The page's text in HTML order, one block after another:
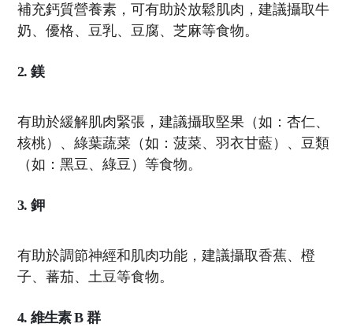
補充鈣質營養素，可有助於放鬆肌肉，建議攝取牛
奶、優格、豆乳、豆腐、芝麻等食物。
2. 鎂
有助於緩解肌肉緊張，建議攝取堅果（如：杏仁、
核桃）、綠葉蔬菜（如：菠菜、羽衣甘藍）、豆類
（如：黑豆、綠豆）等食物。
3. 鉀
有助於調節神經和肌肉功能，建議攝取香蕉、橙
子、蕃茄、土豆等食物。
4. 維生素 B 群